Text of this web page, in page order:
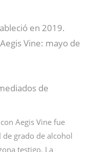
en 2019.
Vine: mayo de
de
con Aegis Vine fue
de grado de alcohol
testigo. La